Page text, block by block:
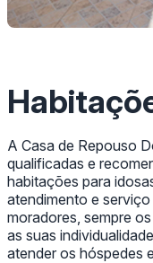
A Casa de Repouso
qualificadas e
habitações para
atendimento e
moradores, sempre
as suas
atender os hóspedes